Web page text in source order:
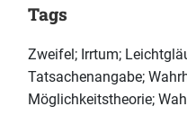
Tags
Zweifel; Irrtum;
Tatsachenangabe;
Möglichkeitstheorie;